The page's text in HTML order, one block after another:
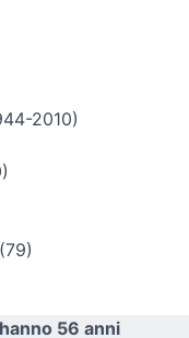
2010)
(79)
56 anni